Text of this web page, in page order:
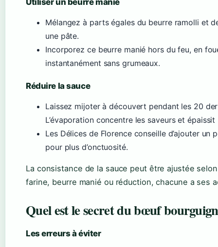
Utiliser un beurre manié
Mélangez à parts égales du beurre ramolli et
une pâte.
Incorporez ce beurre manié hors du feu, en
instantanément sans grumeaux.
Réduire la sauce
Laissez mijoter à découvert pendant les 20
L’évaporation concentre les saveurs et
Les Délices de Florence conseille d’ajouter un
pour plus d’onctuosité.
La consistance de la sauce peut être ajustée
farine, beurre manié ou réduction, chacune a ses
Quel est le secret du bœuf
Les erreurs à éviter